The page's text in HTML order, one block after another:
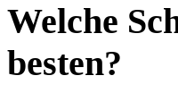
Welche
besten?